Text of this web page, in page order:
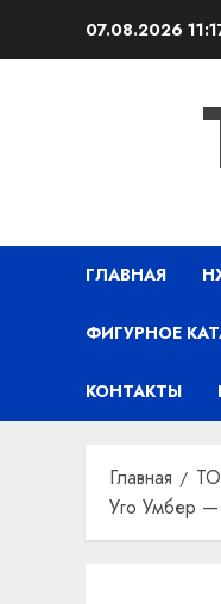
07.08.2026
ГЛАВНАЯ
ФИГУРНОЕ
КОНТАКТЫ
Главная
Уго Умбер —